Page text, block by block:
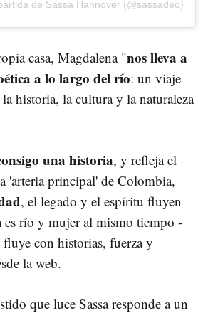
de Sassa Hannover (@sassadeo)
casa, Magdalena "nos lleva a
a lo largo del río: un viaje
historia, la cultura y la naturaleza
una historia, y refleja el
'arteria principal' de Colombia,
, el legado y el espíritu fluyen
río y mujer al mismo tiempo -
con historias, fuerza y
la web.
que luce Sassa responde a un